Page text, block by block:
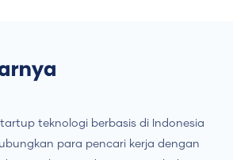
teknologi berbasis di Indonesia
para pencari kerja dengan